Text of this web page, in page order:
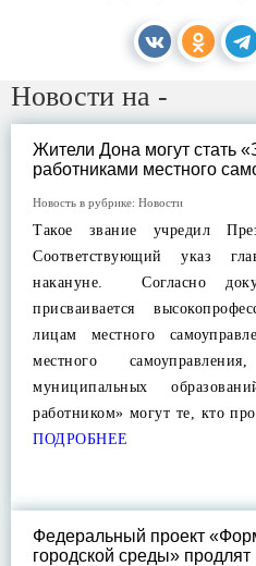
Новости на -
Жители Дона могут стать
работниками местного
Новость в рубрике: Новости
Такое звание учредил
Соответствующий указ
накануне. Согласно
присваивается
лицам местного
местного
муниципальных
работником» могут те, кто
ПОДРОБНЕЕ
Федеральный проект
городской среды» продлят